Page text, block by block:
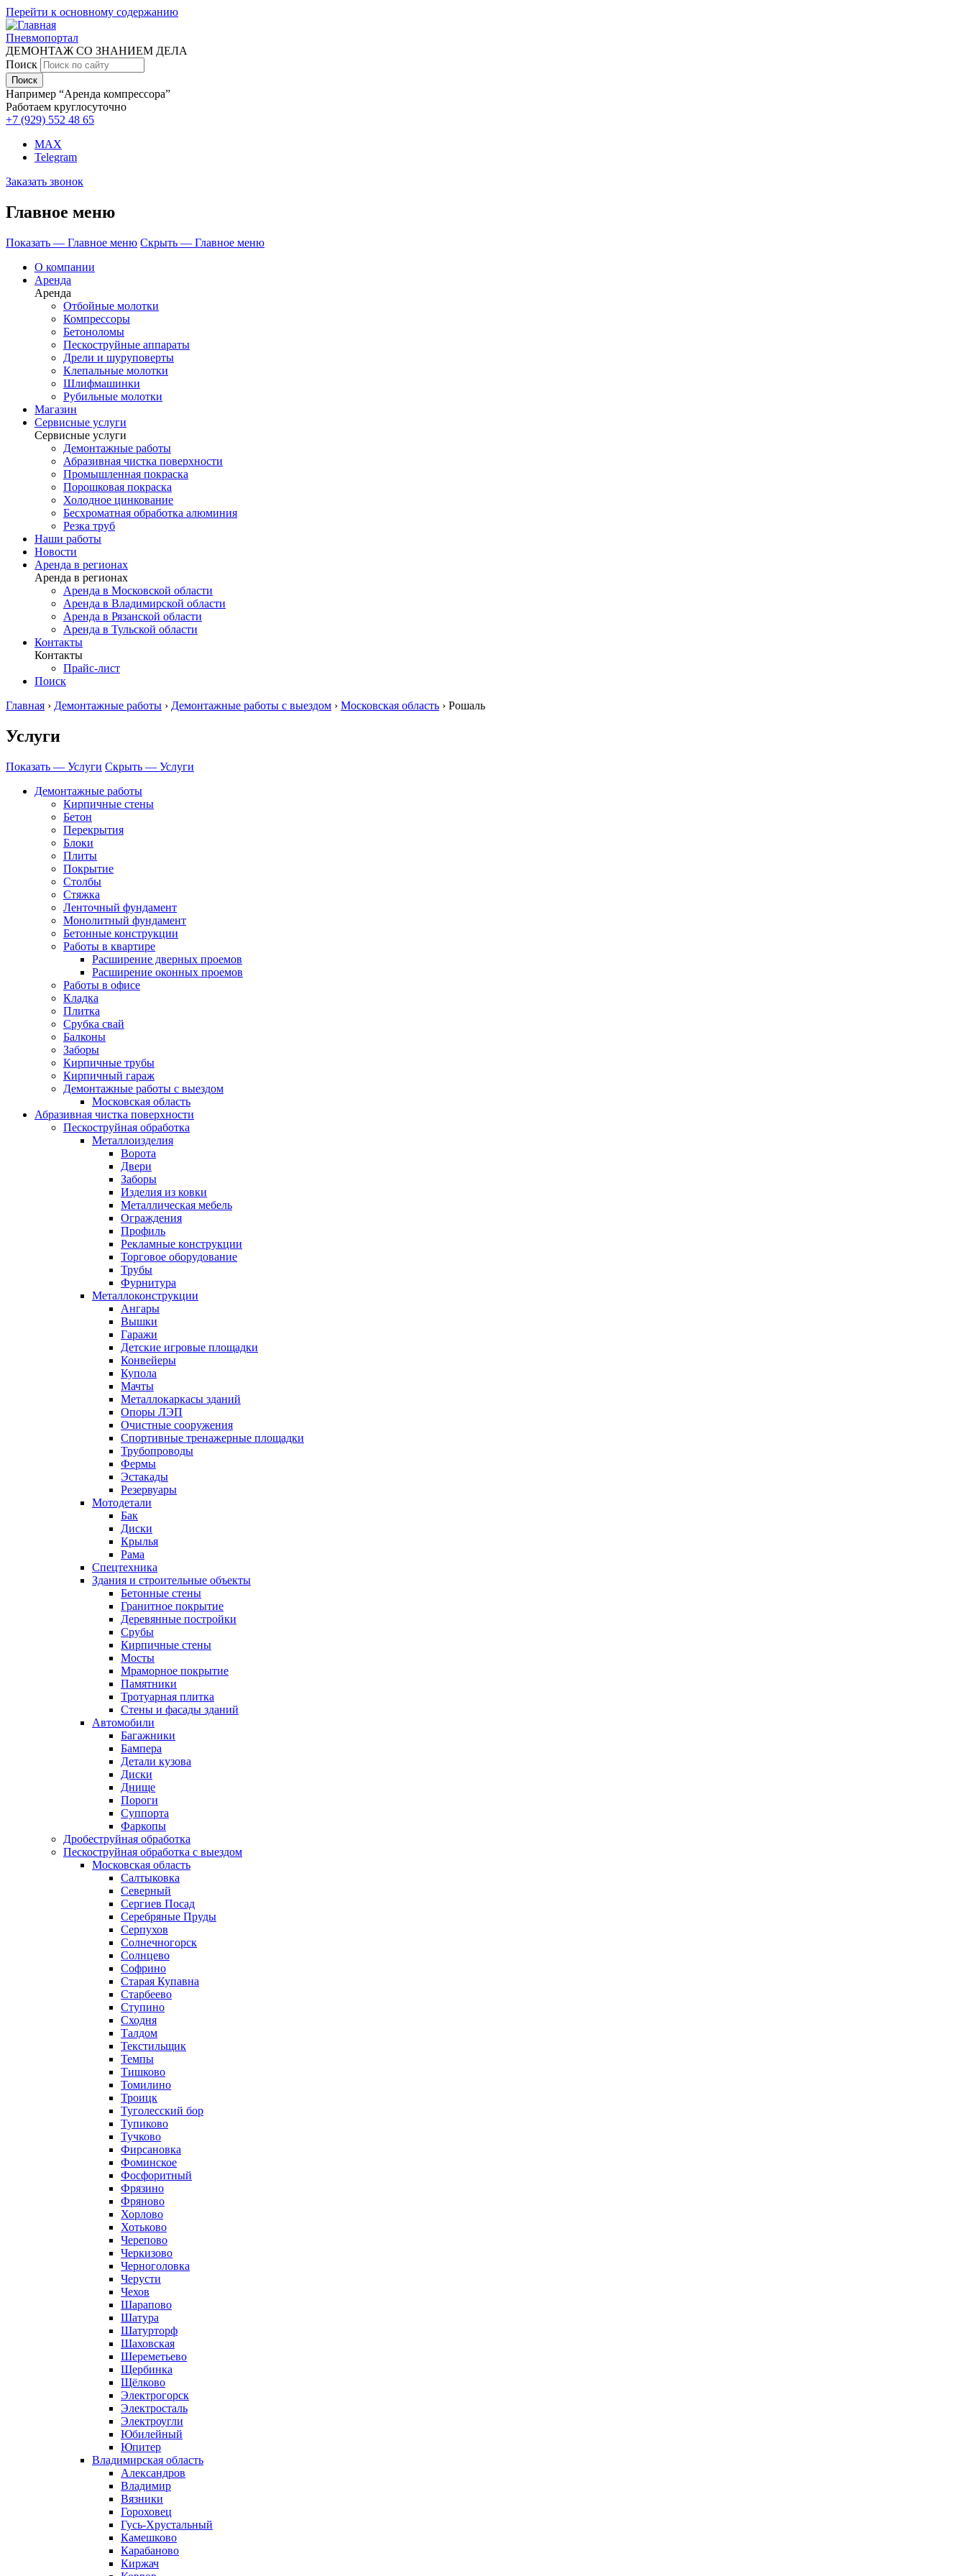
Перейти к основному содержанию
Пневмопортал
ДЕМОНТАЖ СО ЗНАНИЕМ ДЕЛА
Поиск
Например “Аренда компрессора”
Работаем круглосуточно
+7 (929) 552 48 65
MAX
Telegram
Заказать звонок
Главное меню
Показать — Главное меню Скрыть — Главное меню
О компании
Аренда
Аренда
Отбойные молотки
Компрессоры
Бетоноломы
Пескоструйные аппараты
Дрели и шуруповерты
Клепальные молотки
Шлифмашинки
Рубильные молотки
Магазин
Сервисные услуги
Сервисные услуги
Демонтажные работы
Абразивная чистка поверхности
Промышленная покраска
Порошковая покраска
Холодное цинкование
Бесхроматная обработка алюминия
Резка труб
Наши работы
Новости
Аренда в регионах
Аренда в регионах
Аренда в Московской области
Аренда в Владимирской области
Аренда в Рязанской области
Аренда в Тульской области
Контакты
Контакты
Прайс-лист
Поиск
Главная › Демонтажные работы › Демонтажные работы с выездом › Московская область › Рошаль
Услуги
Показать — Услуги Скрыть — Услуги
Демонтажные работы
Кирпичные стены
Бетон
Перекрытия
Блоки
Плиты
Покрытие
Столбы
Стяжка
Ленточный фундамент
Монолитный фундамент
Бетонные конструкции
Работы в квартире
Расширение дверных проемов
Расширение оконных проемов
Работы в офисе
Кладка
Плитка
Срубка свай
Балконы
Заборы
Кирпичные трубы
Кирпичный гараж
Демонтажные работы с выездом
Московская область
Абразивная чистка поверхности
Пескоструйная обработка
Металлоизделия
Ворота
Двери
Заборы
Изделия из ковки
Металлическая мебель
Ограждения
Профиль
Рекламные конструкции
Торговое оборудование
Трубы
Фурнитура
Металлоконструкции
Ангары
Вышки
Гаражи
Детские игровые площадки
Конвейеры
Купола
Мачты
Металлокаркасы зданий
Опоры ЛЭП
Очистные сооружения
Спортивные тренажерные площадки
Трубопроводы
Фермы
Эстакады
Резервуары
Мотодетали
Бак
Диски
Крылья
Рама
Спецтехника
Здания и строительные объекты
Бетонные стены
Гранитное покрытие
Деревянные постройки
Срубы
Кирпичные стены
Мосты
Мраморное покрытие
Памятники
Тротуарная плитка
Стены и фасады зданий
Автомобили
Багажники
Бампера
Детали кузова
Диски
Днище
Пороги
Суппорта
Фаркопы
Дробеструйная обработка
Пескоструйная обработка с выездом
Московская область
Салтыковка
Северный
Сергиев Посад
Серебряные Пруды
Серпухов
Солнечногорск
Солнцево
Софрино
Старая Купавна
Старбеево
Ступино
Сходня
Талдом
Текстильщик
Темпы
Тишково
Томилино
Троицк
Туголесский бор
Тупиково
Тучково
Фирсановка
Фоминское
Фосфоритный
Фрязино
Фряново
Хорлово
Хотьково
Черепово
Черкизово
Черноголовка
Черусти
Чехов
Шарапово
Шатура
Шатурторф
Шаховская
Шереметьево
Щербинка
Щёлково
Электрогорск
Электросталь
Электроугли
Юбилейный
Юпитер
Владимирская область
Александров
Владимир
Вязники
Гороховец
Гусь-Хрустальный
Камешково
Карабаново
Киржач